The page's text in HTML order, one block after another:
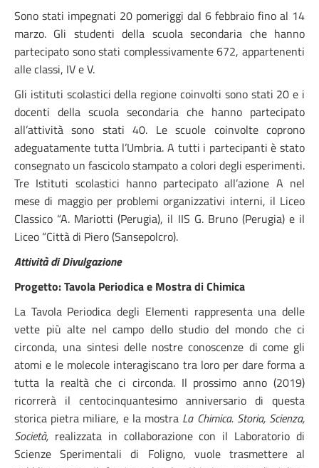
Sono stati impegnati 20 pomeriggi dal 6 febbraio fino al 14
marzo. Gli studenti della scuola secondaria che hanno
partecipato sono stati complessivamente 672, appartenenti
alle classi, IV e V.
Gli istituti scolastici della regione coinvolti sono stati 20 e i
docenti della scuola secondaria che hanno partecipato
all’attività sono stati 40. Le scuole coinvolte coprono
adeguatamente tutta l’Umbria. A tutti i partecipanti è stato
consegnato un fascicolo stampato a colori degli esperimenti.
Tre Istituti scolastici hanno partecipato all’azione A nel
mese di maggio per problemi organizzativi interni, il Liceo
Classico “A. Mariotti (Perugia), il IIS G. Bruno (Perugia) e il
Liceo “Città di Piero (Sansepolcro).
Attività di Divulgazione
Progetto: Tavola Periodica e Mostra di Chimica
La Tavola Periodica degli Elementi rappresenta una delle
vette più alte nel campo dello studio del mondo che ci
circonda, una sintesi delle nostre conoscenze di come gli
atomi e le molecole interagiscano tra loro per dare forma a
tutta la realtà che ci circonda. Il prossimo anno (2019)
ricorrerà il centocinquantesimo anniversario di questa
storica pietra miliare, e la mostra La Chimica. Storia, Scienza,
Società, realizzata in collaborazione con il Laboratorio di
Scienze Sperimentali di Foligno, vuole trasmettere al